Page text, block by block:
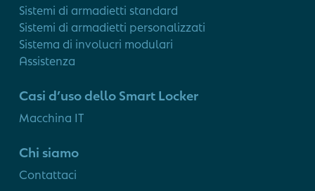
Sistemi di armadietti standard
Sistemi di armadietti personalizzati
Sistema di involucri modulari
Assistenza
Casi d’uso dello Smart Locker
Macchina IT
Chi siamo
Contattaci